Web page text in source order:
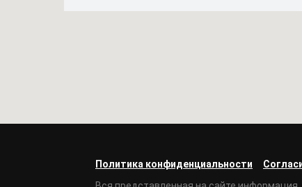
Политика конфиденциальности